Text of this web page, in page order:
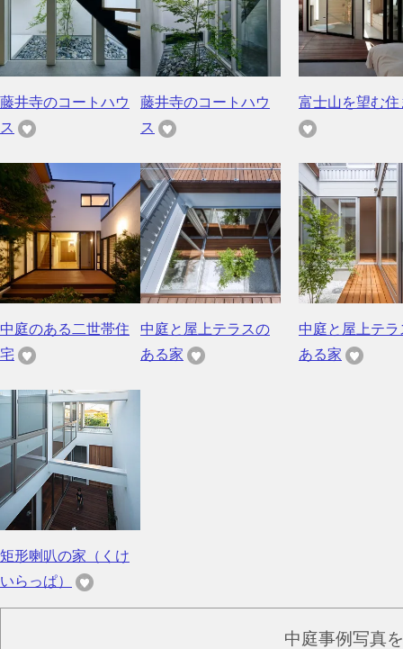
藤井寺のコートハウ
ス
藤井寺のコートハウ
ス
富士山を望む住
中庭のある二世帯住
宅
中庭と屋上テラスの
ある家
中庭と屋上テラ
ある家
矩形喇叭の家（くけ
いらっぱ）
中庭事例写真